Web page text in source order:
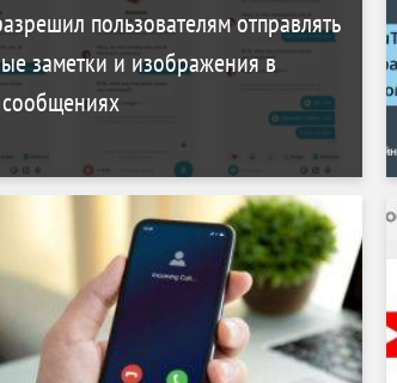
пользователям отправлять
заметки и изображения в